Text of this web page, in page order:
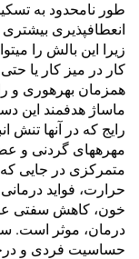
طور نامحدود به
انعطافپذیری
زیرا این بالش را
کار در میز کار یا
همزمان بهرهوری و
ماساژ هدفمند این
رایج که در آنها تنش
مهرههای گردنی و
متمرکزی در جایی که
حرارت، فواید
خون، کاهش سفتی
درمان، موثر است.
حساسیت فردی و